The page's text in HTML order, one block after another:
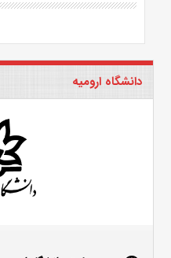
دانشگاه ارومیه